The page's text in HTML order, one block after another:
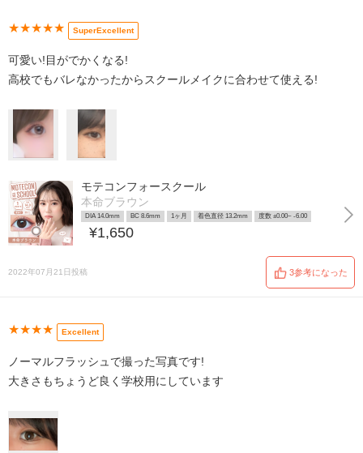
★★★★★ SuperExcellent
可愛い!目がでかくなる!
高校でもバレなかったからスクールメイクに合わせて使える!
モテコンフォースクール
本命ブラウン
DIA 14.0mm BC 8.6mm 1ヶ月 着色直径 13.2mm 度数 ±0.00~ -6.00
¥1,650
2022年07月21日投稿 3参考になった
★★★★ Excellent
ノーマルフラッシュで撮った写真です!
大きさもちょうど良く学校用にしています